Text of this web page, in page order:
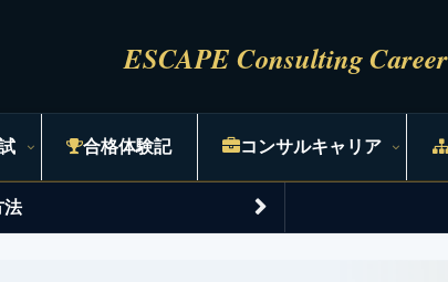
合格体験記 コンサルキャリア
法